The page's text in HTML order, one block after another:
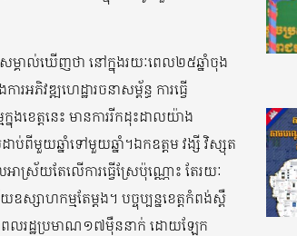
សម្គាល់ឃើញថា នៅក្នុងរយៈពេល២៥ឆ្នាំចុង
ភិវឌ្ឍហេដ្ឋារចនាសម្ព័ន្ធ ការធ្វើ
ខេត្តនេះ មានការរីកដុះដាលយ៉ាង
ាប់ពីមួយឆ្នាំទៅមួយឆ្នាំ។ឯកឧត្តម វង្សី វិស្សុត
ាស្រ័យតែលើការធ្វើស្រែប៉ុណ្ណោះ តែរយៈ
សាហកម្មតែម្តង។ បច្ចុប្បន្នខេត្តកំពង់ស្ពឺ
ពលរដ្ឋប្រមាណ១៧ម៉ឺននាក់ ដោយឡែក